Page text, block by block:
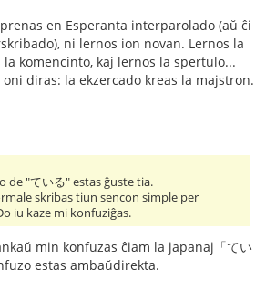
en Esperanta interparolado (aŭ ĉi
ni lernos ion novan. Lernos la
la komencinto, kaj lernos la spertulo...
diras: la ekzercado kreas la majstron.
de "ている" estas ĝuste tia.
skribas tiun sencon simple per
iu kaze mi konfuziĝas.
min konfuzas ĉiam la japanaj「てい
estas ambaŭdirekta.